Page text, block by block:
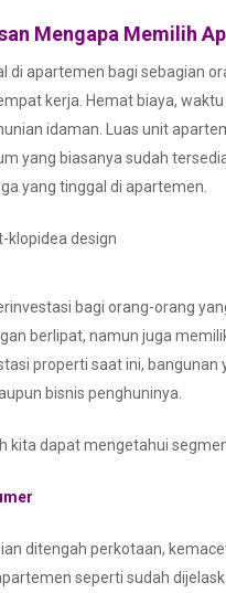
Mengapa Memilih
di apartemen bagi sebagian
kerja. Hemat biaya,
idaman. Luas unit
yang biasanya sudah
yang tinggal di apartemen.
bagi orang-orang
berlipat, namun juga
properti saat ini,
bisnis penghuninya.
kita dapat mengetahui
ditengah perkotaan,
seperti sudah